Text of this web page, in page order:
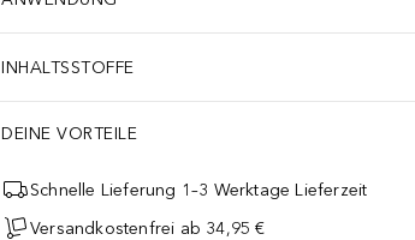
INHALTSSTOFFE
DEINE VORTEILE
Schnelle Lieferung 1–3 Werktage Lieferzeit
Versandkostenfrei ab 34,95 €